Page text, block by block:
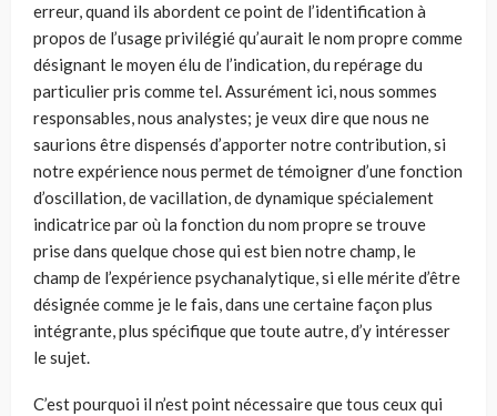
erreur, quand ils abordent ce point de l’identification à
propos de l’usage privilégié qu’aurait le nom propre comme
désignant le moyen élu de l’indication, du repérage du
particulier pris comme tel. Assurément ici, nous sommes
responsables, nous analystes; je veux dire que nous ne
saurions être dispensés d’apporter notre contribution, si
notre expé­rience nous permet de témoigner d’une fonction
d’oscillation, de vacillation, de dynamique spécialement
indicatrice par où la fonction du nom propre se trou­ve
prise dans quelque chose qui est bien notre champ, le
champ de l’expérience psychanalytique, si elle mérite d’être
désignée comme je le fais, dans une certai­ne façon plus
intégrante, plus spécifique que toute autre, d’y intéresser
le sujet.
C’est pourquoi il n’est point nécessaire que tous ceux qui